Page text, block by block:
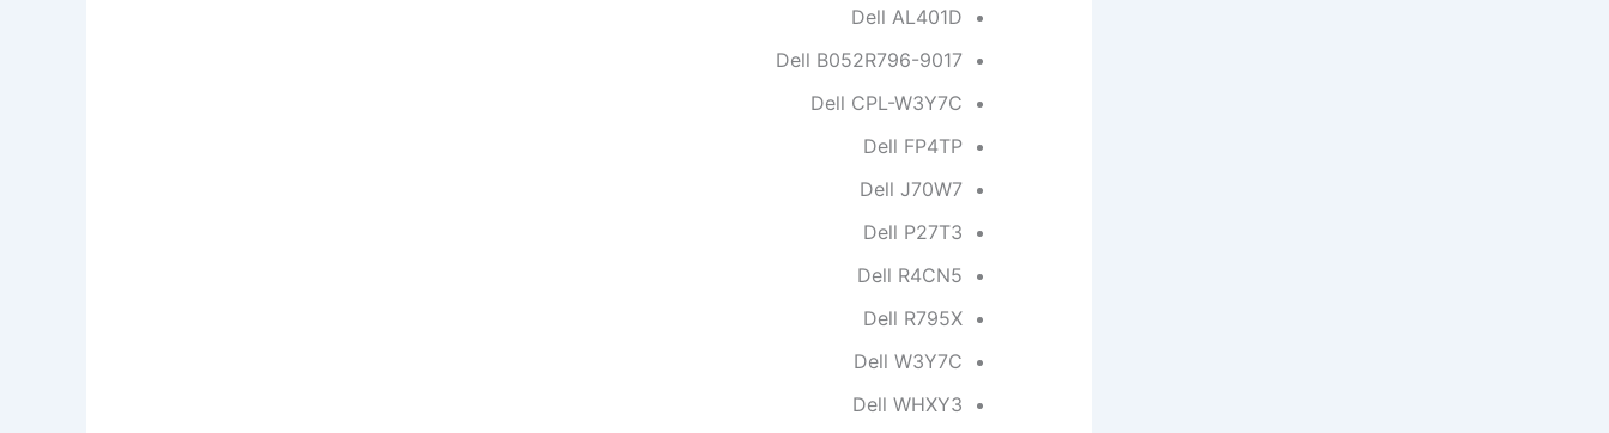
Dell AL401D
Dell B052R796-9017
Dell CPL-W3Y7C
Dell FP4TP
Dell J70W7
Dell P27T3
Dell R4CN5
Dell R795X
Dell W3Y7C
Dell WHXY3